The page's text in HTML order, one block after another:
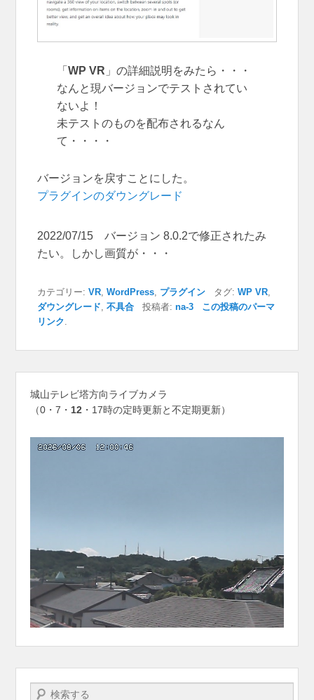
「 WP VR 」の詳細説明をみたら・・・
なんと現バージョンでテストされてい
ないよ！
未テストのものを配布されるなん
て・・・・
バージョンを戻すことにした。
プラグインのダウングレード
2022/07/15 バージョン 8.0.2で修正されたみ
たい。しかし画質が・・・
カテゴリー:VR,WordPress, プラグイン タグ:WP VR,
ダウングレード,不具合 投稿者:na-3
この投稿のパーマ
リンク.
城山テレビ塔方向ライブカメラ
（0・7・12 ・17時の定時更新と不定期更新）
検索する